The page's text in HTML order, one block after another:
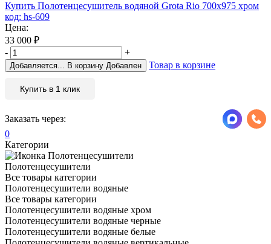
Купить Полотенцесушитель водяной Grota Rio 700х975 хром
код: hs-609
Цена:
33 000 ₽
-
+
Добавляется... В корзину Добавлен Товар в корзине
Купить в 1 клик
Заказать через:
0
Категории
Полотенцесушители
Все товары категории
Полотенцесушители водяные
Все товары категории
Полотенцесушители водяные хром
Полотенцесушители водяные черные
Полотенцесушители водяные белые